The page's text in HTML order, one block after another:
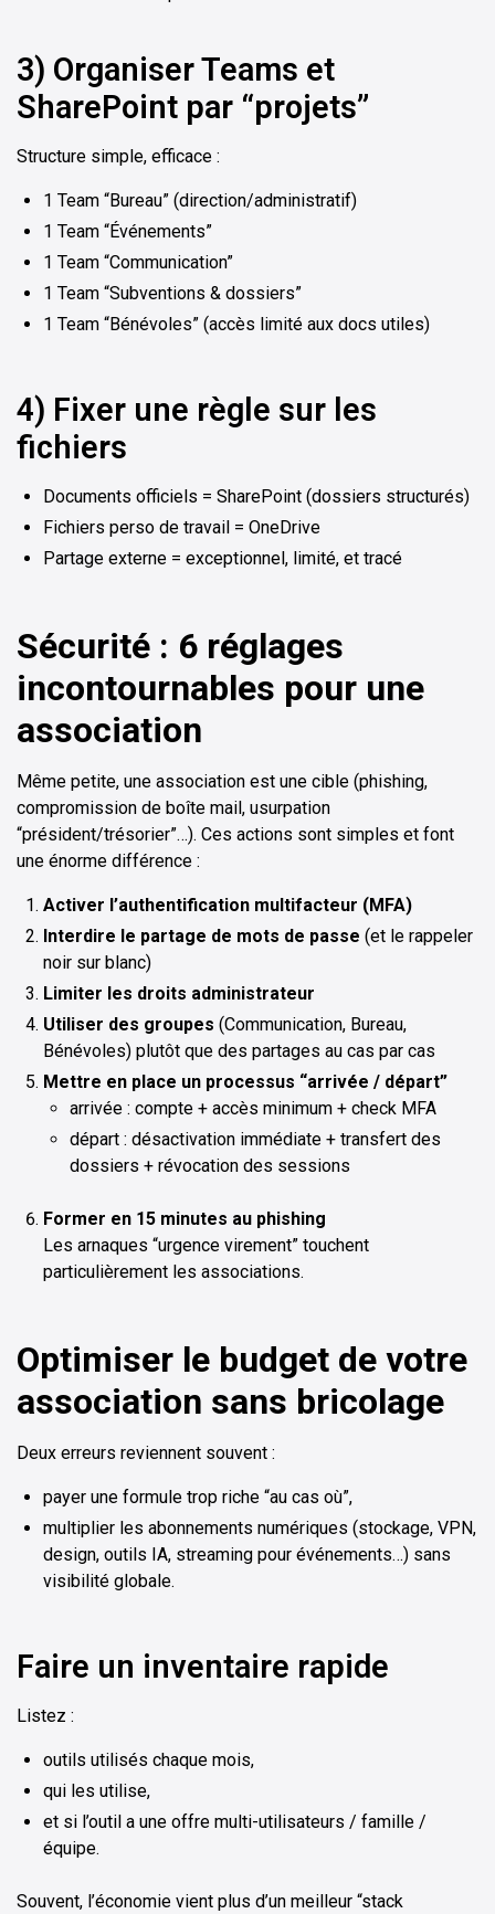
3) Organiser Teams et
SharePoint par “projets”
Structure simple, efficace :
1 Team “Bureau” (direction/administratif)
1 Team “Événements”
1 Team “Communication”
1 Team “Subventions & dossiers”
1 Team “Bénévoles” (accès limité aux docs utiles)
4) Fixer une règle sur les
fichiers
Documents officiels = SharePoint (dossiers structurés)
Fichiers perso de travail = OneDrive
Partage externe = exceptionnel, limité, et tracé
Sécurité : 6 réglages
incontournables pour une
association
Même petite, une association est une cible (phishing,
compromission de boîte mail, usurpation
“président/trésorier”…). Ces actions sont simples et font
une énorme différence :
Activer l’authentification multifacteur (MFA)
Interdire le partage de mots de passe (et le rappeler
noir sur blanc)
Limiter les droits administrateur
Utiliser des groupes (Communication, Bureau,
Bénévoles) plutôt que des partages au cas par cas
Mettre en place un processus “arrivée / départ”
arrivée : compte + accès minimum + check MFA
départ : désactivation immédiate + transfert des
dossiers + révocation des sessions
Former en 15 minutes au phishing
Les arnaques “urgence virement” touchent
particulièrement les associations.
Optimiser le budget de votre
association sans bricolage
Deux erreurs reviennent souvent :
payer une formule trop riche “au cas où”,
multiplier les abonnements numériques (stockage, VPN,
design, outils IA, streaming pour événements…) sans
visibilité globale.
Faire un inventaire rapide
Listez :
outils utilisés chaque mois,
qui les utilise,
et si l’outil a une offre multi-utilisateurs / famille /
équipe.
Souvent, l’économie vient plus d’un meilleur “stack